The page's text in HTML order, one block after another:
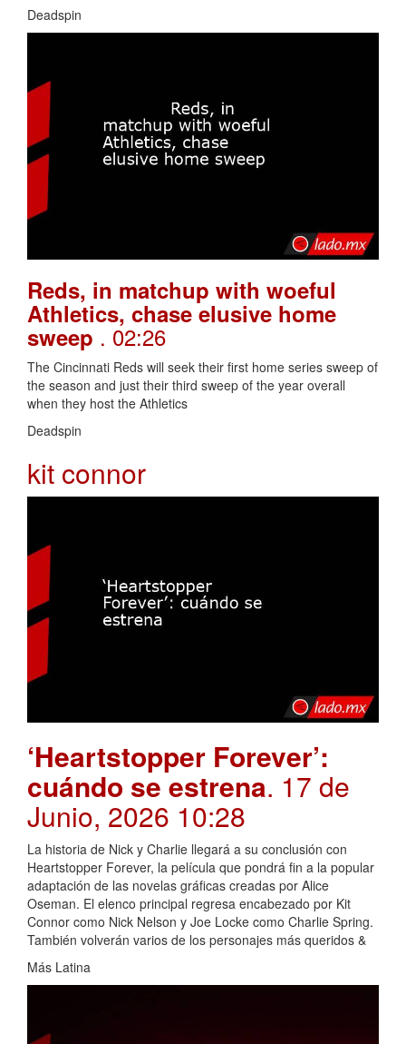
Deadspin
Reds, in matchup with woeful
Athletics, chase elusive home
sweep . 02:26
The Cincinnati Reds will seek their first home series sweep of
the season and just their third sweep of the year overall
when they host the Athletics
Deadspin
kit connor
‘Heartstopper Forever’:
cuándo se estrena. 17 de
Junio, 2026 10:28
La historia de Nick y Charlie llegará a su conclusión con
Heartstopper Forever, la película que pondrá fin a la popular
adaptación de las novelas gráficas creadas por Alice
Oseman. El elenco principal regresa encabezado por Kit
Connor como Nick Nelson y Joe Locke como Charlie Spring.
También volverán varios de los personajes más queridos &
Más Latina